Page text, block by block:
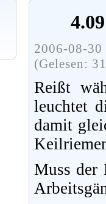
2006-08-
(Gelesen:
Reißt
leuchtet
damit
Muss der